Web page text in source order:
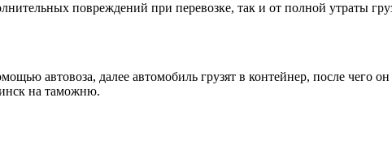
повреждений при перевозке, так и от полной утраты
автовоза, далее автомобиль грузят в контейнер, после чего
на таможню.